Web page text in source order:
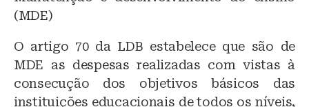
(MDE)
O artigo 70 da LDB estabelece que são de
MDE as despesas realizadas com vistas à
consecução dos objetivos básicos das
instituições educacionais de todos os níveis,